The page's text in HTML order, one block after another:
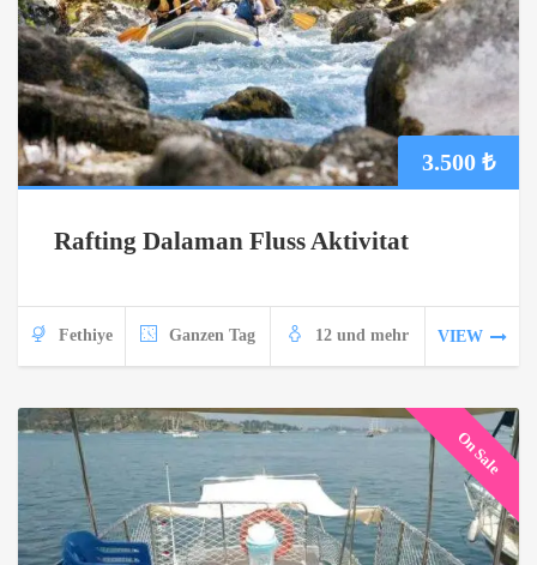
3.500 ₺
Rafting Dalaman Fluss Aktivitat
Fethiye Ganzen Tag 12 und mehr VIEW
On Sale